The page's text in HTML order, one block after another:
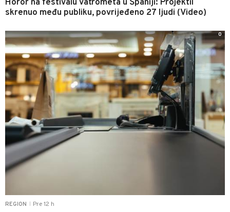
Horor na festivalu vatrometa u Španiji: Projektil
skrenuo među publiku, povrijeđeno 27 ljudi (Video)
REGION Pre 12 h
0